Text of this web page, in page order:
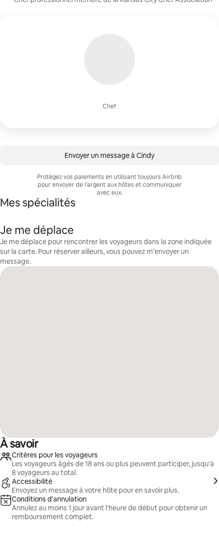
Chef
Envoyer un message à Cindy
Protégez vos paiements en utilisant toujours Airbnb
pour envoyer de l'argent aux hôtes et communiquer
avec eux.
Mes spécialités
Je me déplace
Je me déplace pour rencontrer les voyageurs dans la zone indiquée
sur la carte. Pour réserver ailleurs, vous pouvez m'envoyer un
message.
À savoir
Critères pour les voyageurs
Les voyageurs âgés de 18 ans ou plus peuvent participer, jusqu'à
8 voyageurs au total.
Accessibilité
Envoyez un message à votre hôte pour en savoir plus.
Conditions d'annulation
Annulez au moins 1 jour avant l'heure de début pour obtenir un
remboursement complet.